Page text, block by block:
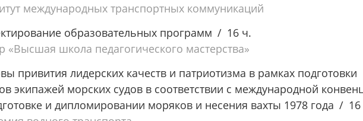
международных транспортных коммуникаций
образовательных программ
16 ч.
«Высшая школа педагогического мастерства»
привития лидерских качеств и патриотизма в рамках подготовки
экипажей морских судов в соответствии с международной
и дипломировании моряков и несения вахты 1978 года